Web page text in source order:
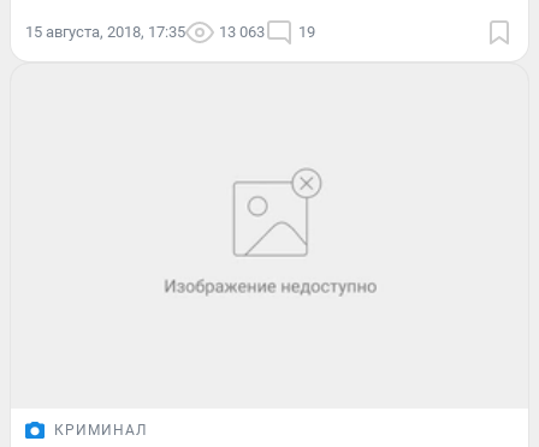
15 августа, 2018, 17:35 13 063 19
КРИМИНАЛ